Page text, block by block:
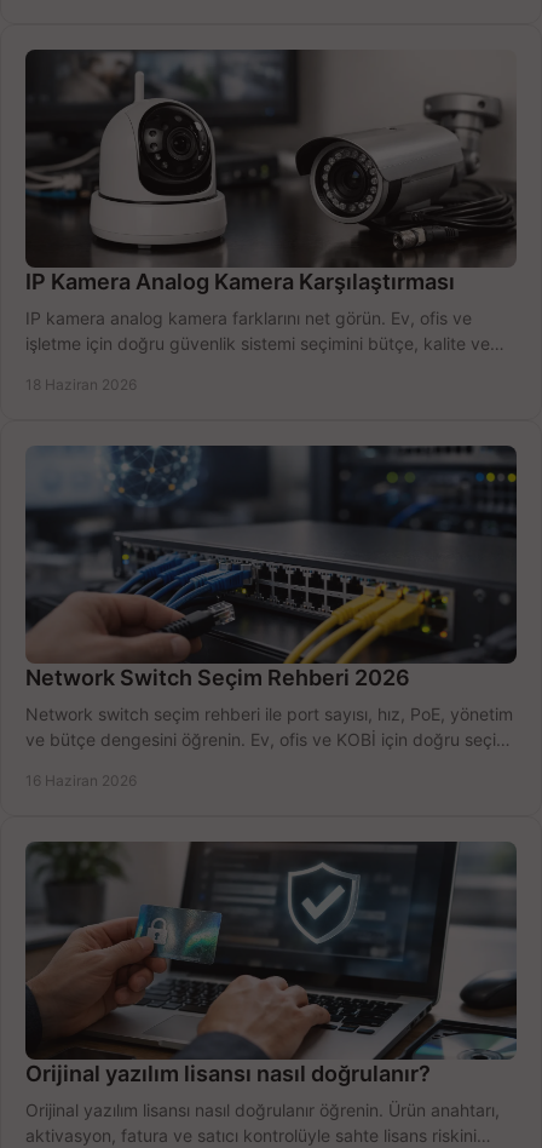
IP Kamera Analog Kamera Karşılaştırması
IP kamera analog kamera farklarını net görün. Ev, ofis ve
işletme için doğru güvenlik sistemi seçimini bütçe, kalite ve
18 Haziran 2026
Network Switch Seçim Rehberi 2026
Network switch seçim rehberi ile port sayısı, hız, PoE, yönetim
ve bütçe dengesini öğrenin. Ev, ofis ve KOBİ için doğru seçimi
16 Haziran 2026
Orijinal yazılım lisansı nasıl doğrulanır?
Orijinal yazılım lisansı nasıl doğrulanır öğrenin. Ürün anahtarı,
aktivasyon, fatura ve satıcı kontrolüyle sahte lisans riskini